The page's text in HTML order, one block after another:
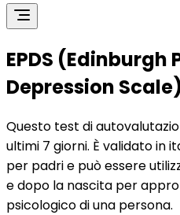
EPDS (Edinburgh
Depression
Questo test di
ultimi 7 giorni. È validato in
per padri e può essere
e dopo la nascita per
psicologico di una persona.